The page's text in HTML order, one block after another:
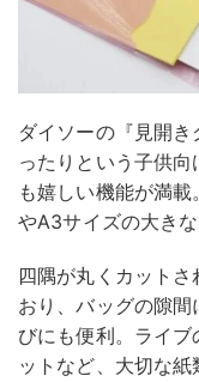
ダイソーの『見開
ったりという子供
も嬉しい機能が満
やA3サイズの大き
四隅が丸くカット
おり、バッグの隙
びにも便利。ライ
ットなど、大切な